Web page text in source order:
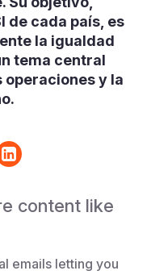
de cada país, es
la igualdad
tema central
operaciones y la
content like
emails letting you